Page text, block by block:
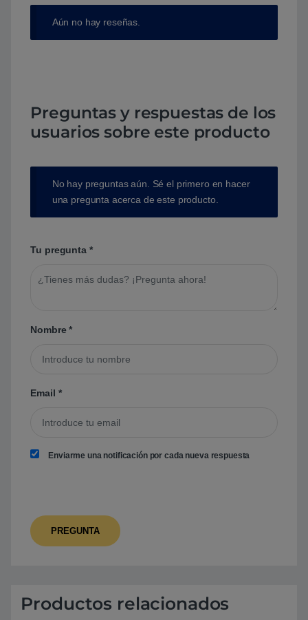
Aún no hay reseñas.
Preguntas y respuestas de los
usuarios sobre este producto
No hay preguntas aún. Sé el primero en hacer
una pregunta acerca de este producto.
Tu pregunta *
Nombre*
Email *
Enviarme una notificación por cada nueva respuesta
Productos relacionados